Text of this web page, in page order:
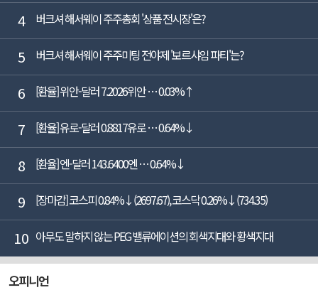
4 버크셔 해서웨이 주주총회 '상품 전시장'은?
5 버크셔 해서웨이 주주미팅 전야제 '보르샤임 파티'는?
6 [환율] 위안-달러 7.2026위안 … 0.03%↑
7 [환율] 유로-달러 0.8817유로 … 0.64%↓
8 [환율] 엔-달러 143.6400엔 … 0.64%↓
9 [장마감] 코스피 0.84%↓(2697.67), 코스닥 0.26%↓(734.35)
10 아무도 말하지 않는 PEG 밸류에이션의 회색지대와 황색지대
오피니언